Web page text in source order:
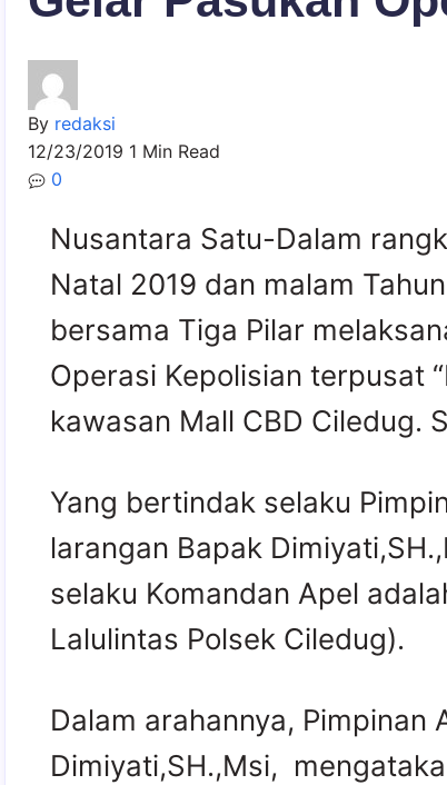
By redaksi
12/23/2019 1 Min Read
0
Nusantara Satu-Dalam
Natal 2019 dan malam
bersama Tiga Pilar
Operasi Kepolisian terpusat
kawasan Mall CBD Ciledug.
Yang bertindak selaku
larangan Bapak
selaku Komandan Apel
Lalulintas Polsek Ciledug).
Dalam arahannya, Pimpinan
Dimiyati,SH.,Msi,